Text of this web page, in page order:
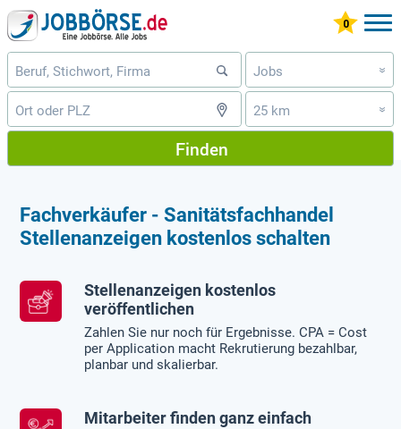
Jobs »
25 km »
Finden
Fachverkäufer - Sanitätsfachhandel
Stellenanzeigen kostenlos schalten
Stellenanzeigen kostenlos
veröffentlichen
Zahlen Sie nur noch für Ergebnisse. CPA = Cost
per Application macht Rekrutierung bezahlbar,
planbar und skalierbar.
Mitarbeiter finden ganz einfach